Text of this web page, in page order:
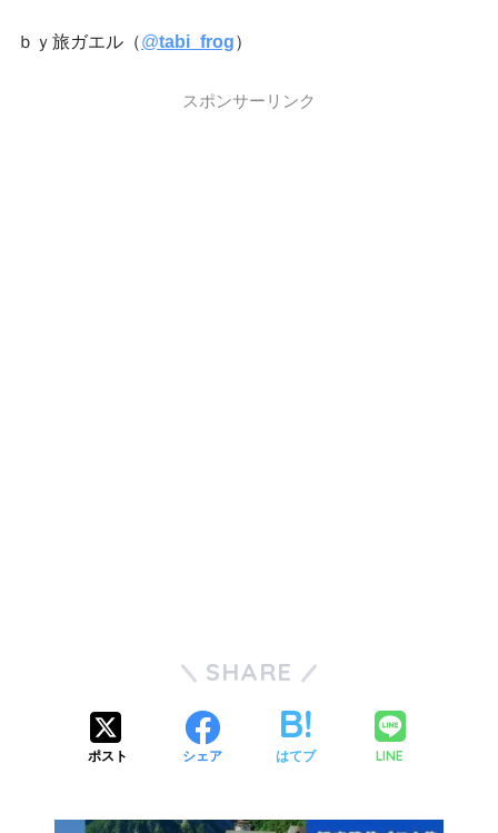
ｂｙ旅ガエル（@tabi_frog）
スポンサーリンク
SHARE
ポスト シェア はてブ LINE